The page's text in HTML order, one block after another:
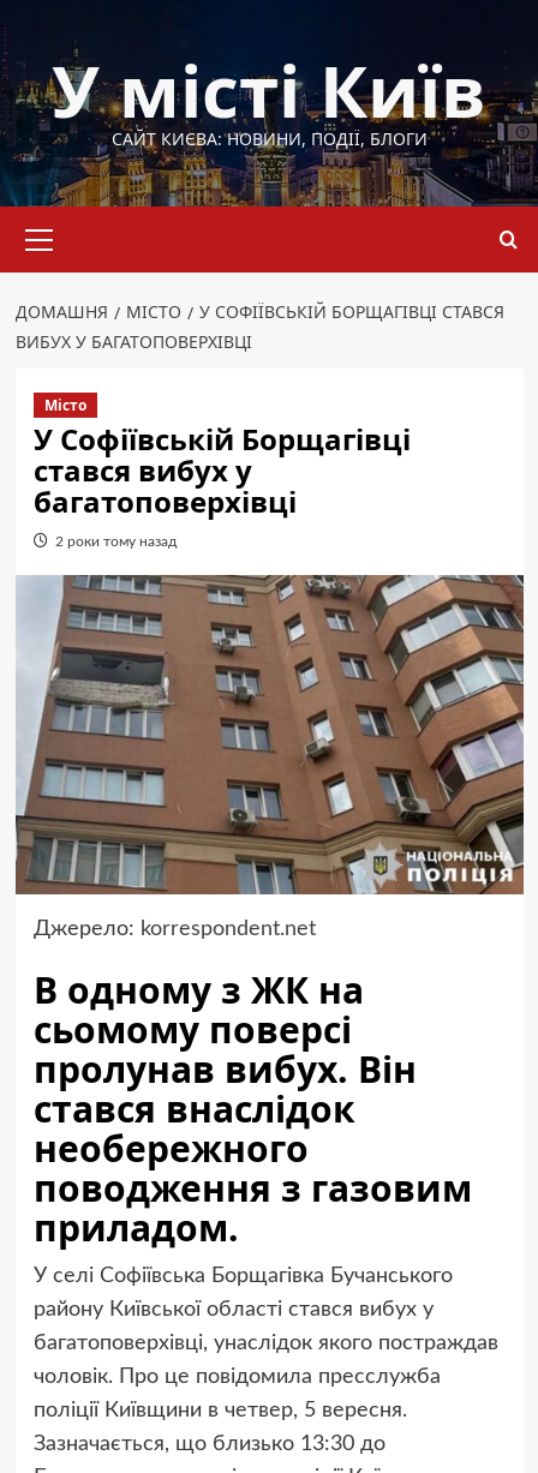
до
вмістуУ місті Київ
САЙТ КИЄВА: НОВИНИ, ПОДІЇ, БЛОГИ
меню
ДОМАШНЯ МІСТО
У СОФІЇВСЬКІЙ БОРЩАГІВЦІ СТАВСЯ
ВИБУХ У БАГАТОПОВЕРХІВЦІ
Місто
У Софіївській Борщагівці
стався вибух у
багатоповерхівці
2 роки тому назад
Джерело: korrespondent.net
В одному з ЖК на
сьомому поверсі
пролунав вибух. Він
стався внаслідок
необережного
поводження з газовим
приладом.
У селі Софіївська Борщагівка Бучанського
району Київської області стався вибух у
багатоповерхівці, унаслідок якого постраждав
чоловік. Про це повідомила пресслужба
поліції Київщини в четвер, 5 вересня.
Зазначається, що близько 13:30 до